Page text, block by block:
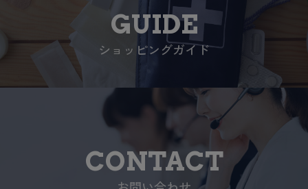
GUIDE
ショッピングガイド
CONTACT